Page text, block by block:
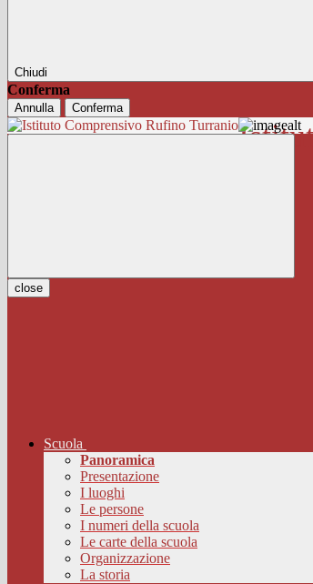
Chiudi
Conferma
Annulla Conferma
close
Scuola
Panoramica
Presentazione
I luoghi
Le persone
I numeri della scuola
Le carte della scuola
Organizzazione
La storia